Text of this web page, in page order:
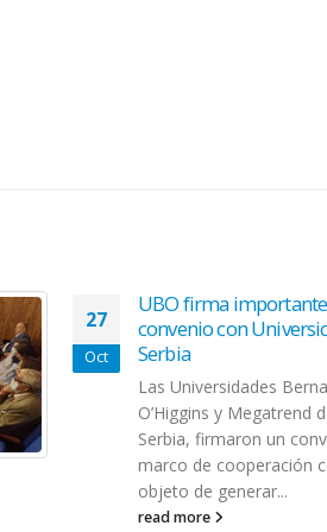
27
Oct
UBO firma importante
convenio con
Serbia
Las Universidades
O’Higgins y Megatrend
Serbia, firmaron un
marco de cooperación
objeto de generar...
read more